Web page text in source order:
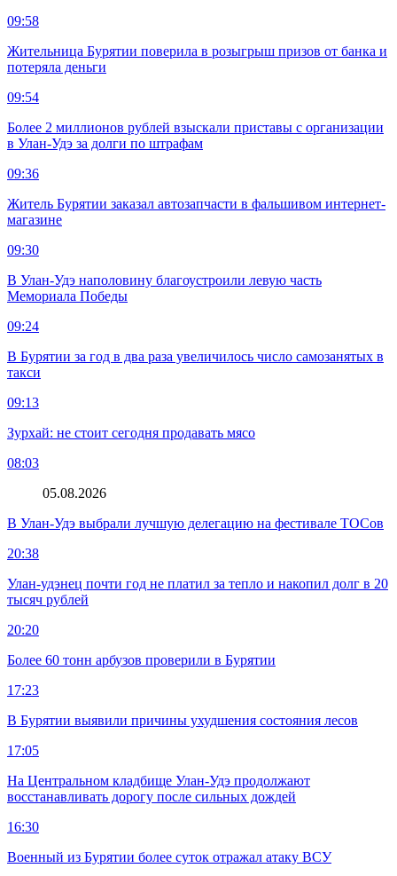
09:58
Жительница Бурятии поверила в розыгрыш призов от банка и
потеряла деньги
09:54
Более 2 миллионов рублей взыскали приставы с организации
в Улан-Удэ за долги по штрафам
09:36
Житель Бурятии заказал автозапчасти в фальшивом интернет-
магазине
09:30
В Улан-Удэ наполовину благоустроили левую часть
Мемориала Победы
09:24
В Бурятии за год в два раза увеличилось число самозанятых в
такси
09:13
Зурхай: не стоит сегодня продавать мясо
08:03
05.08.2026
В Улан-Удэ выбрали лучшую делегацию на фестивале ТОСов
20:38
Улан-удэнец почти год не платил за тепло и накопил долг в 20
тысяч рублей
20:20
Более 60 тонн арбузов проверили в Бурятии
17:23
В Бурятии выявили причины ухудшения состояния лесов
17:05
На Центральном кладбище Улан-Удэ продолжают
восстанавливать дорогу после сильных дождей
16:30
Военный из Бурятии более суток отражал атаку ВСУ